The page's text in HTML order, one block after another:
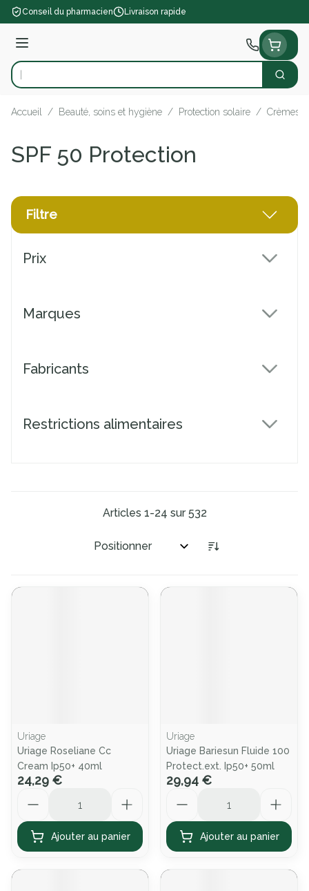
Aller au contenu
Conseil du pharmacien Livraison rapide
Menu
Rechercher
Accueil / Beauté, soins et hygiène / Protection solaire / Crèmes
SPF 50 Protection
Filtre
Prix
Marques
Fabricants
Restrictions alimentaires
Articles 1-24 sur532
Trier par:
Uriage
Uriage Roseliane Cc
Cream Ip50+ 40ml
24,29 €
Ajouter au panier
Uriage
Uriage Bariesun Fluide 100
Protect.ext. Ip50+ 50ml
29,94 €
Ajouter au panier